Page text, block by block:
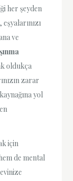
her şeyden
ve
oldukça
zarar
yol
için
de mental